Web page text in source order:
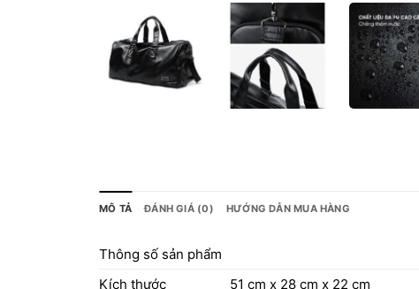
MÔ TẢ ĐÁNH GIÁ (0) HƯỚNG DẪN MUA HÀNG
Thông số sản phẩm
Kích thước
51 cm x 28 cm x 22 cm